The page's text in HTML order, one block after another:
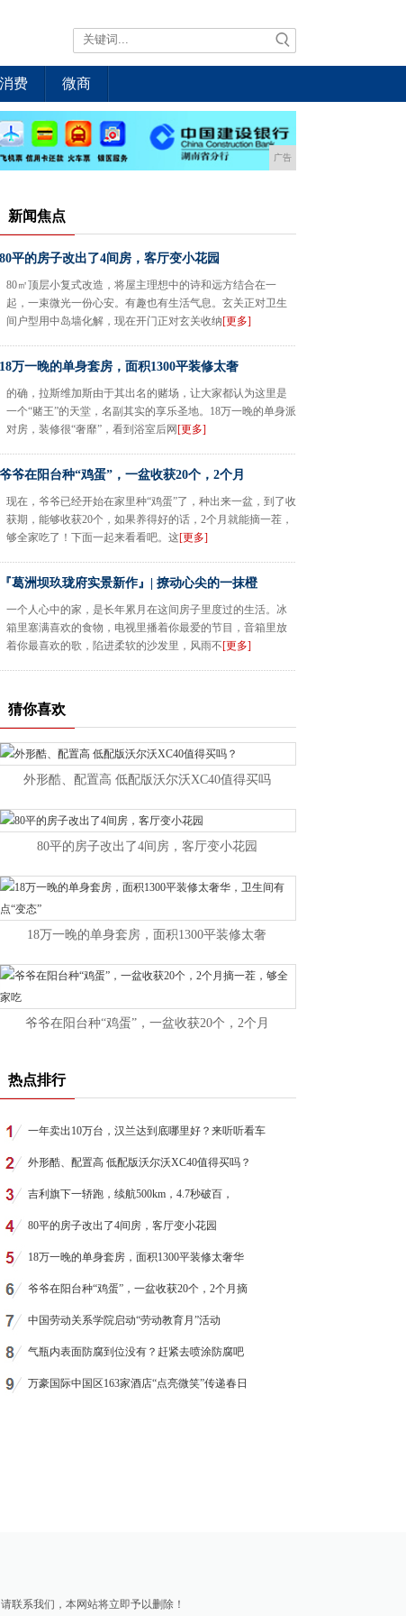
消费 微商
广告
新闻焦点
80平的房子改出了4间房，客厅变小花园
80㎡顶层小复式改造，将屋主理想中的诗和远方结合在一
起，一束微光一份心安。有趣也有生活气息。玄关正对卫生
间户型用中岛墙化解，现在开门正对玄关收纳[更多]
18万一晚的单身套房，面积1300平装修太奢
的确，拉斯维加斯由于其出名的赌场，让大家都认为这里是
一个“赌王”的天堂，名副其实的享乐圣地。18万一晚的单身派
对房，装修很“奢靡”，看到浴室后网 [更多]
爷爷在阳台种“鸡蛋”，一盆收获20个，2个月
现在，爷爷已经开始在家里种“鸡蛋”了，种出来一盆，到了收
获期，能够收获20个，如果养得好的话，2个月就能摘一茬，
够全家吃了！下面一起来看看吧。这[更多]
『葛洲坝玖珑府实景新作』| 撩动心尖的一抹橙
一个人心中的家，是长年累月在这间房子里度过的生活。冰
箱里塞满喜欢的食物，电视里播着你最爱的节目，音箱里放
着你最喜欢的歌，陷进柔软的沙发里，风雨不[更多]
猜你喜欢
外形酷、配置高 低配版沃尔沃XC40值得买吗
80平的房子改出了4间房，客厅变小花园
18万一晚的单身套房，面积1300平装修太奢
爷爷在阳台种“鸡蛋”，一盆收获20个，2个月
热点排行
一年卖出10万台，汉兰达到底哪里好？来听听看车
外形酷、配置高 低配版沃尔沃XC40值得买吗？
吉利旗下一轿跑，续航500km，4.7秒破百，
80平的房子改出了4间房，客厅变小花园
18万一晚的单身套房，面积1300平装修太奢华
爷爷在阳台种“鸡蛋”，一盆收获20个，2个月摘
中国劳动关系学院启动“劳动教育月”活动
气瓶内表面防腐到位没有？赶紧去喷涂防腐吧
万豪国际中国区163家酒店“点亮微笑”传递春日
联系我们，本网站将立即予以删除！